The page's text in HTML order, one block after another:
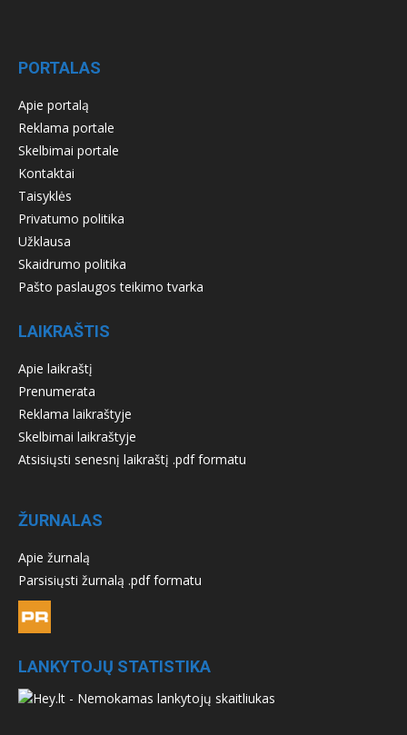
PORTALAS
Apie portalą
Reklama portale
Skelbimai portale
Kontaktai
Taisyklės
Privatumo politika
Užklausa
Skaidrumo politika
Pašto paslaugos teikimo tvarka
LAIKRAŠTIS
Apie laikraštį
Prenumerata
Reklama laikraštyje
Skelbimai laikraštyje
Atsisiųsti senesnį laikraštį .pdf formatu
ŽURNALAS
Apie žurnalą
Parsisiųsti žurnalą .pdf formatu
LANKYTOJŲ STATISTIKA